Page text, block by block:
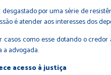
por uma série de
é atender aos interesses dos
como esse dotando o
a advogada.
acesso à justiça